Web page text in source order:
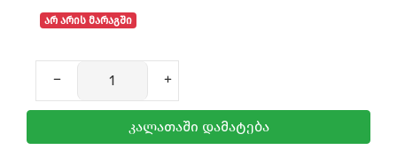
Headphones
არ არის მარაგში
კალათაში დამატება